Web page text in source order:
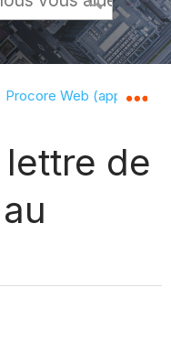
la hiérarchie
Procore Web
de